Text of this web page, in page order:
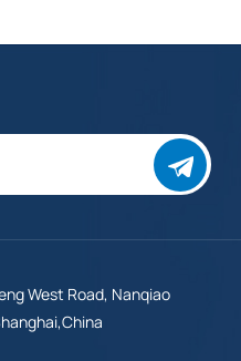
West Road, Nanqiao